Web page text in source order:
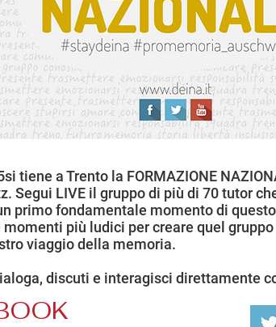
tiene a Trento la FORMAZIONE
Segui LIVE il gruppo di più di 70 tutor
primo fondamentale momento di
più ludici per creare quel
viaggio della memoria.
discuti e interagisci direttamente